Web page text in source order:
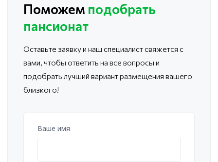
Поможем подобрать
пансионат
Оставьте заявку и наш специалист свяжется с
вами, чтобы ответить на все вопросы и
подобрать лучший вариант размещения вашего
близкого!